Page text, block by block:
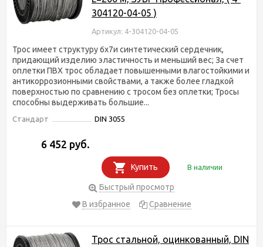
304120-04-05 )
Артикул: 4-304120-04-05
Трос имеет структуру 6х7и синтетический сердечник,
придающий изделию эластичность и меньший вес; За счет
оплетки ПВХ трос обладает повышенными влагостойкими и
антикоррозионными свойствами, а также более гладкой
поверхностью по сравнению с тросом без оплетки; Тросы
способны выдерживать большие...
Стандарт DIN 3055
6 452 руб.
Купить В наличии
Быстрый просмотр
В избранное
Сравнение
Трос стальной, оцинкованный, DIN